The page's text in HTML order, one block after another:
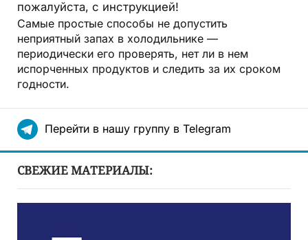
пожалуйста, с инструкцией!
Самые простые способы не допустить
неприятный запах в холодильнике —
периодически его проверять, нет ли в нем
испорченных продуктов и следить за их сроком
годности.
Перейти в нашу группу в Telegram
СВЕЖИЕ МАТЕРИАЛЫ: